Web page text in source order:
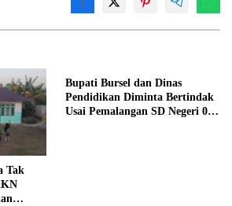
Tak
Bupati Bursel dan Dinas
Pendidikan Diminta Bertindak
Usai Pemalangan SD Negeri 09